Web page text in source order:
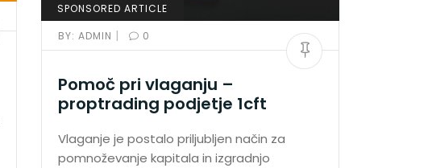
SPONSORED ARTICLE
BY: ADMIN | 0
Pomoč pri vlaganju –
proptrading podjetje 1cft
Vlaganje je postalo priljubljen način za
pomnoževanje kapitala in izgradnjo